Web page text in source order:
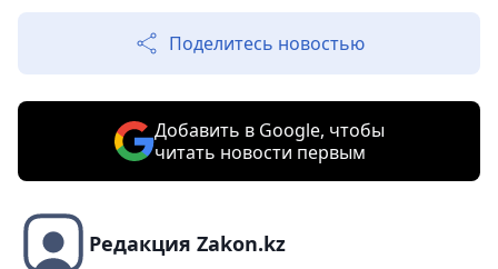
Поделитесь новостью
Добавить в Google, чтобы
читать новости первым
Редакция Zakon.kz